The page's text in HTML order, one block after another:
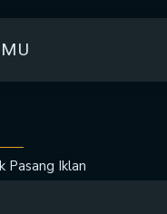
Pasang Iklan